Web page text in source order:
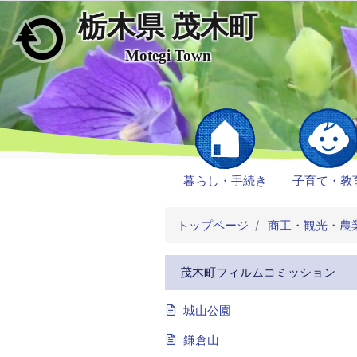
メインコンテンツにスキップ
栃木県 茂木町
Motegi Town
暮らし・手続き 子育て・教
トップページ 商工・観光・農
茂木町フィルムコミッション
城山公園
鎌倉山